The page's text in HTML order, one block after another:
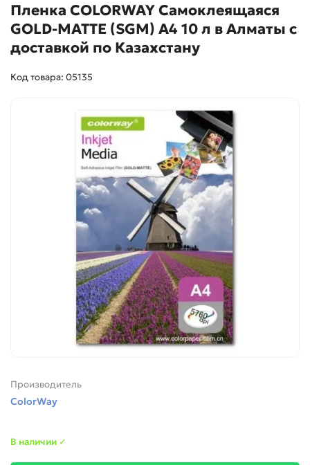
Пленка COLORWAY Самоклеящаяся
GOLD-MATTE (SGM) А4 10 л в Алматы с
доставкой по Казахстану
Код товара: 05135
Производитель
ColorWay
В наличии ✓